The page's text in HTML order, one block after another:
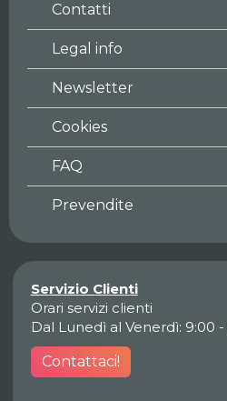
Contatti
Legal info
Newsletter
Cookies
FAQ
Prevendite
Servizio Clienti
Orari servizi clienti
Dal Lunedì al Venerdì: 9:00 -
Contattaci!